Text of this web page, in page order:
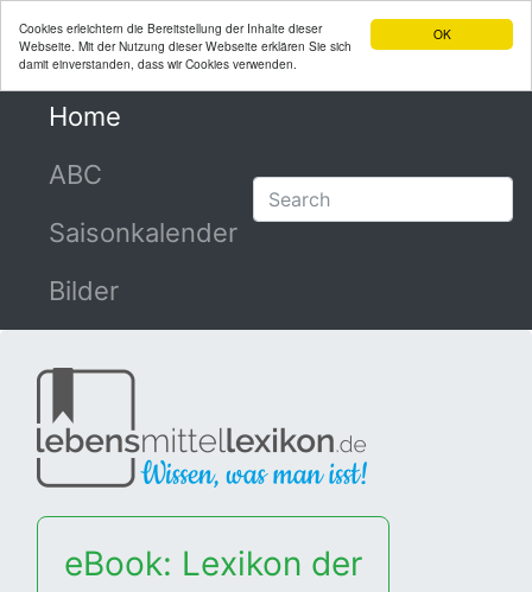
OK
Cookies erleichtern die Bereitstellung der Inhalte dieser
Webseite. Mit der Nutzung dieser Webseite erklären Sie sich
damit einverstanden, dass wir Cookies verwenden.
Home
ABC
Saisonkalender
Bilder
eBook: Lexikon der